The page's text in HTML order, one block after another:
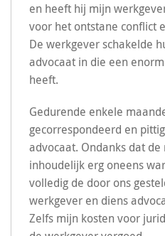
en heeft hij mijn
voor het ontstane conflict
De werkgever schakelde
advocaat in die een
heeft.
Gedurende enkele
gecorrespondeerd en
advocaat. Ondanks dat
inhoudelijk erg oneens
volledig de door ons
werkgever en diens
Zelfs mijn kosten voor